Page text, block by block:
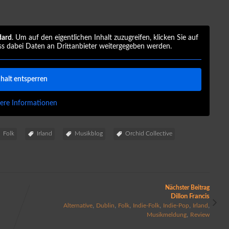
. Um auf den eigentlichen Inhalt zuzugreifen, klicken Sie auf
dabei Daten an Drittanbieter weitergegeben werden.
entsperren
Informationen
Folk Irland Musikblog Orchid Collective
Nächster Beitrag
Dillon Francis
Alternative Dublin Folk Indie-Folk Indie-Pop Irland
Musikmeldung Review